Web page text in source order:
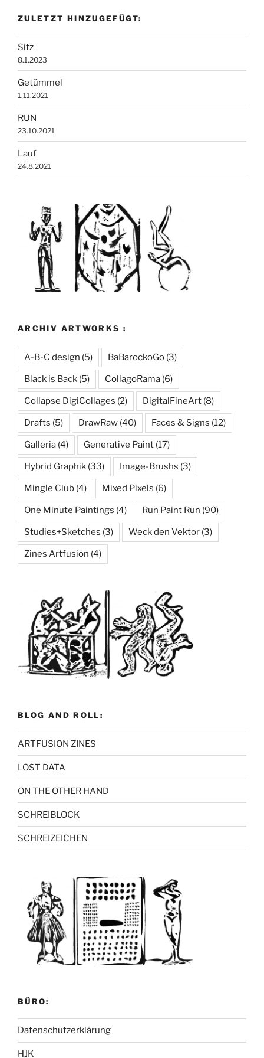
ZULETZT HINZUGEFÜGT:
Sitz
8.1.2023
Getümmel
1.11.2021
RUN
23.10.2021
Lauf
24.8.2021
ARCHIV ARTWORKS :
A-B-C design (5) BaBarockoGo (3)
Black is Back (5) CollagoRama (6)
Collapse DigiCollages (2) DigitalFineArt (8)
Drafts (5) DrawRaw (40) Faces & Signs (12)
Galleria (4) Generative Paint (17)
Hybrid Graphik (33) Image-Brushs (3)
Mingle Club (4) Mixed Pixels (6)
One Minute Paintings (4) Run Paint Run (90)
Studies+Sketches (3) Weck den Vektor (3)
Zines Artfusion (4)
BLOG AND ROLL:
ARTFUSION ZINES
LOST DATA
ON THE OTHER HAND
SCHREIBLOCK
SCHREIZEICHEN
BÜRO:
Datenschutzerklärung
HJK